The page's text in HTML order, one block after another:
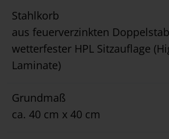
Stahlkorb
aus feuerverzinkten
wetterfester HPL Sitzauflage
Laminate)
Grundmaß
ca. 40 cm x 40 cm